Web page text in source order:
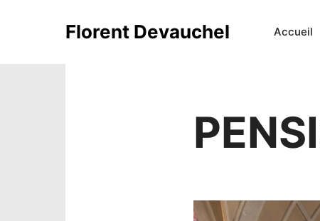
Florent Devauchel Accueil